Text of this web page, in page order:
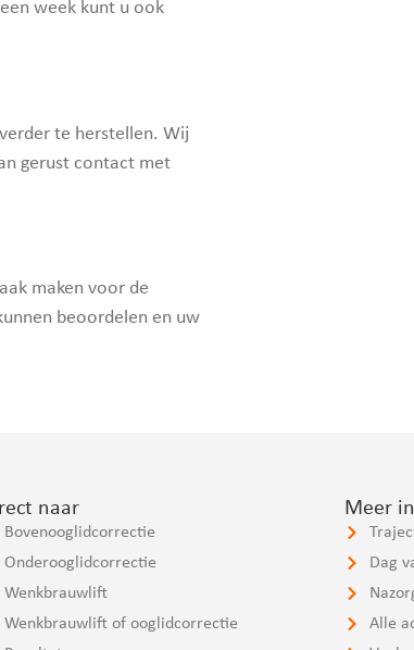
week kunt u ook
te herstellen. Wij
gerust contact met
maken voor de
beoordelen en uw
naar
Bovenooglidcorrectie
Onderooglidcorrectie
Wenkbrauwlift
Wenkbrauwlift of ooglidcorrectie
Meer
Dag
Alle